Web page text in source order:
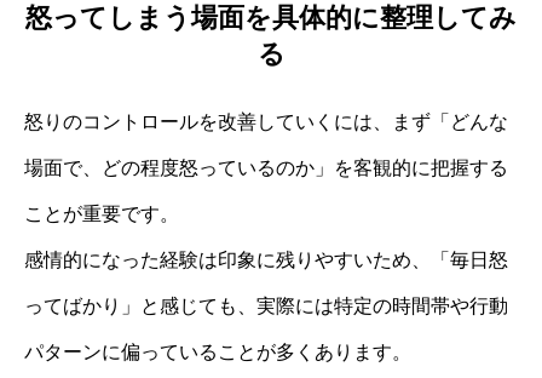
怒ってしまう場面を具体的に整理してみ
る
怒りのコントロールを改善していくには、まず「どんな
場面で、どの程度怒っているのか」を客観的に把握する
ことが重要です。
感情的になった経験は印象に残りやすいため、「毎日怒
ってばかり」と感じても、実際には特定の時間帯や行動
パターンに偏っていることが多くあります。